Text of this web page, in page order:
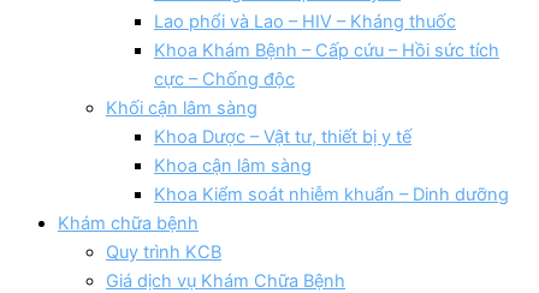
Lao phổi và Lao – HIV – Kháng thuốc
Khoa Khám Bệnh – Cấp cứu – Hồi sức tích
cực – Chống độc
Khối cận lâm sàng
Khoa Dược – Vật tư, thiết bị y tế
Khoa cận lâm sàng
Khoa Kiểm soát nhiễm khuẩn – Dinh dưỡng
Khám chữa bệnh
Quy trình KCB
Giá dịch vụ Khám Chữa Bệnh